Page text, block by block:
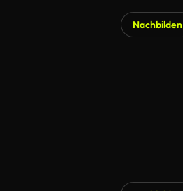
Nachbilden